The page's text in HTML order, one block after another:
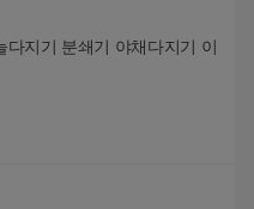
다지기 분쇄기 야채다지기 이